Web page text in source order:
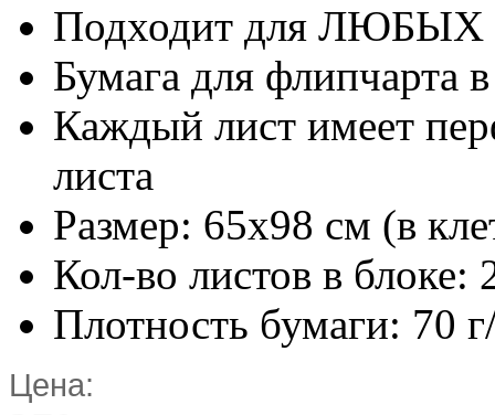
Подходит для ЛЮБЫХ
Бумага для флипчарта
Каждый лист имеет
листа
Размер: 65х98 см (в
Кол-во листов в блоке:
Плотность бумаги: 70
Цена: